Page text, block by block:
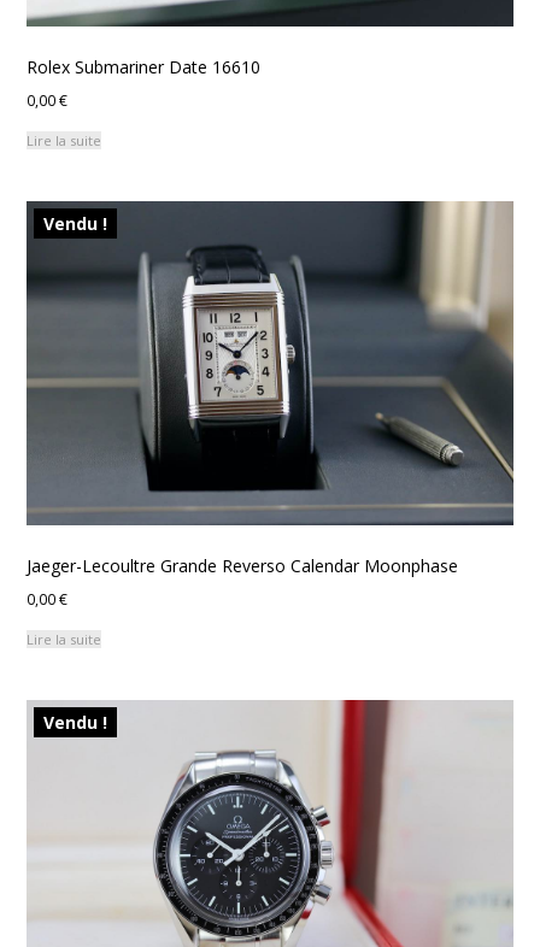
Rolex Submariner Date 16610
0,00€
Lire la suite
Vendu !
Jaeger-Lecoultre Grande Reverso Calendar Moonphase
0,00€
Lire la suite
Vendu !